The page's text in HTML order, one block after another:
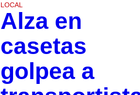
LOCAL
Alza en
casetas
golpea a